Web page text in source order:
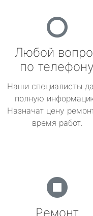
Любой
по телефону
Наши специалисты
полную
Назначат цену
время работ.
Ремонт